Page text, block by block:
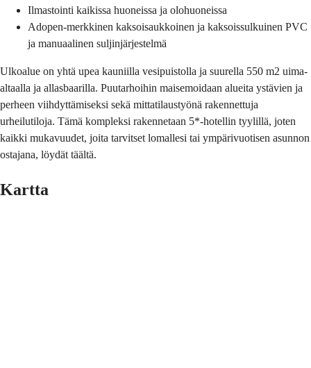
Ilmastointi kaikissa huoneissa ja olohuoneissa
Adopen-merkkinen kaksoisaukkoinen ja kaksoissulkuinen PVC
ja manuaalinen suljinjärjestelmä
Ulkoalue on yhtä upea kauniilla vesipuistolla ja suurella 550 m2 uima-
altaalla ja allasbaarilla. Puutarhoihin maisemoidaan alueita ystävien ja
perheen viihdyttämiseksi sekä mittatilaustyönä rakennettuja
urheilutiloja. Tämä kompleksi rakennetaan 5*-hotellin tyylillä, joten
kaikki mukavuudet, joita tarvitset lomallesi tai ympärivuotisen asunnon
ostajana, löydät täältä.
Kartta